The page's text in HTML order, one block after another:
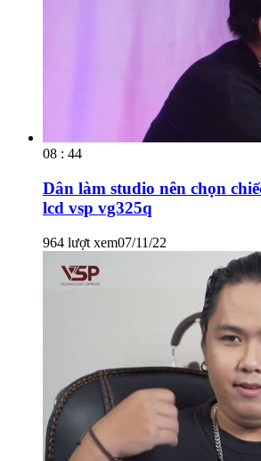
08 : 44
Dân làm studio nên chọn
lcd vsp vg325q
964 lượt xem07/11/22